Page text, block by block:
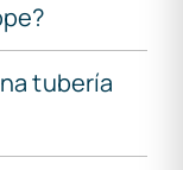
tubería